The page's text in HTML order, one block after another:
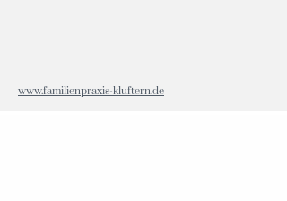
www.familienpraxis-kluftern.de